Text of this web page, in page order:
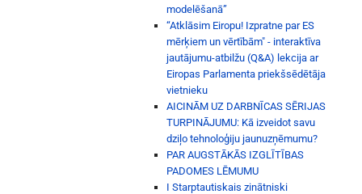
modelēšanā”
“Atklāsim Eiropu! Izpratne par ES
mērķiem un vērtībām" - interaktīva
jautājumu-atbilžu (Q&A) lekcija ar
Eiropas Parlamenta priekšsēdētāja
vietnieku
AICINĀM UZ DARBNĪCAS SĒRIJAS
TURPINĀJUMU: Kā izveidot savu
dziļo tehnoloģiju jaunuzņēmumu?
PAR AUGSTĀKĀS IZGLĪTĪBAS
PADOMES LĒMUMU
I Starptautiskais zinātniski